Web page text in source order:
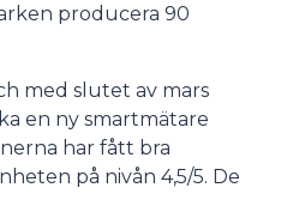
producera 90
med slutet av mars
en ny smartmätare
har fått bra
på nivån 4,5/5. De